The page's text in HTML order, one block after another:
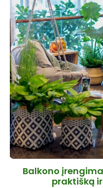
Balkono
praktišką